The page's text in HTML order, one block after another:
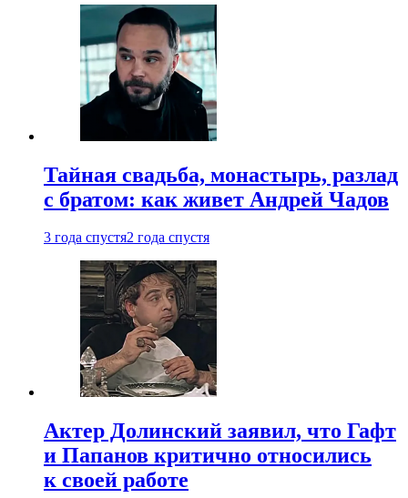
Тайная свадьба, монастырь, разлад
с братом: как живет Андрей Чадов
3 года спустя2 года спустя
Актер Долинский заявил, что Гафт
и Папанов критично относились
к своей работе